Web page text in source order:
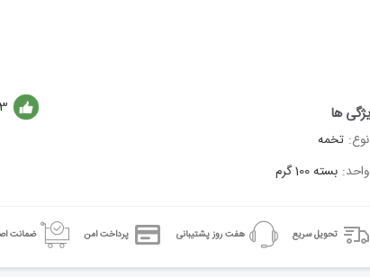
نوع: تخمه
واحد: بسته 100 گرم
3
تحویل سریع هفت روز پشتیبانی پرداخت امن ضمانت